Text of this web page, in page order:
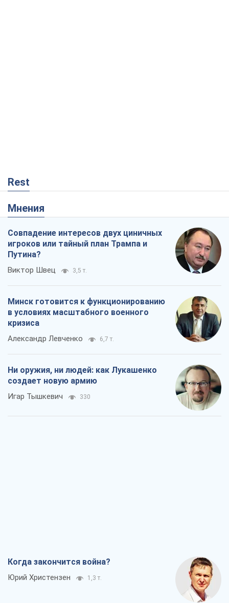
Rest
Мнения
Совпадение интересов двух циничных
игроков или тайный план Трампа и
Путина?
Виктор Швец 3,5 т.
Минск готовится к функционированию
в условиях масштабного военного
кризиса
Александр Левченко 6,7 т.
Ни оружия, ни людей: как Лукашенко
создает новую армию
Игар Тышкевич 330
Когда закончится война?
Юрий Христензен 1,3 т.